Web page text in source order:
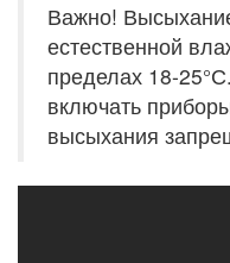
Важно!
естественной
пределах 18-
включать
высыхания